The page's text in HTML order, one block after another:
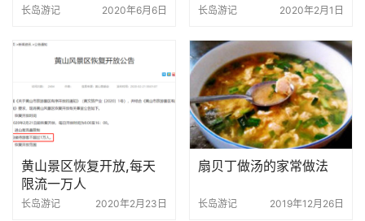
长岛游记 2020年6月6日 长岛游记 2020年2月1日
黄山景区恢复开放,每天
限流一万人
长岛游记 2020年2月23日
扇贝丁做汤的家常做法
长岛游记 2019年12月26日